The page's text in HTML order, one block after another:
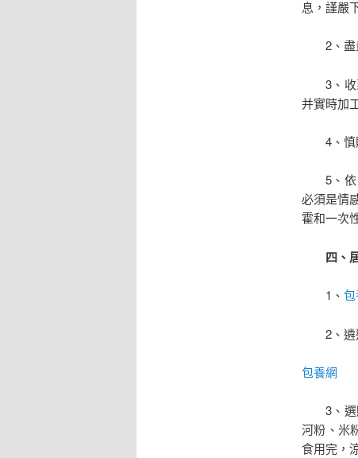
息，謹嚴
2、盡量
3、收到
并實時加
4、慎購
5、依
必須是情
霍和一次
四、居
1、
2、遴選
包養網
3、選購
河粉、米
食用完，